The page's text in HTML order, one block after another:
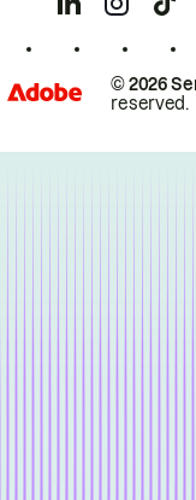
© 2026
reserved.